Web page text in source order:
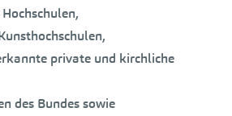
private und kirchliche
des Bundes sowie